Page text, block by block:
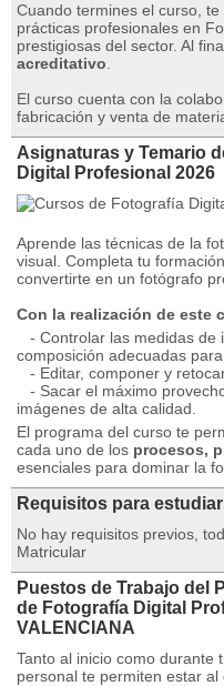
Cuando termines el curso,
prácticas profesionales en
prestigiosas del sector. Al
acreditativo
El curso cuenta con la
fabricación y venta de
Asignaturas y Temario
Digital Profesional 2026
Aprende las técnicas de la
visual. Completa tu
convertirte en un fotógrafo
Con la realización de este
- Controlar las medidas de
composición adecuadas
- Editar, componer y
- Sacar el máximo
imágenes de alta calidad.
El programa del curso te
cada uno de los procesos,
esenciales para dominar la
Requisitos para
No hay requisitos previos,
Matricular
Puestos de Trabajo del
de Fotografía Digital
VALENCIANA
Tanto al inicio como durante
personal te permiten estar